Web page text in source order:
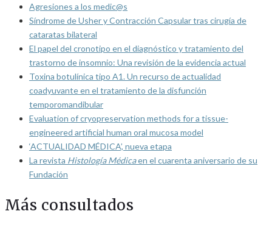
Agresiones a los medic@s
Síndrome de Usher y Contracción Capsular tras cirugía de
cataratas bilateral
El papel del cronotipo en el diagnóstico y tratamiento del
trastorno de insomnio: Una revisión de la evidencia actual
Toxina botulínica tipo A1. Un recurso de actualidad
coadyuvante en el tratamiento de la disfunción
temporomandibular
Evaluation of cryopreservation methods for a tissue-
engineered artificial human oral mucosa model
‘ACTUALIDAD MÉDICA’, nueva etapa
La revista Histología Médicaen el cuarenta aniversario de su
Fundación
Más consultados